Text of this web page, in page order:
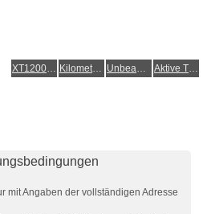
XT1200Z-Wiki Kilometerstatistik Unbeantwortete Themen Aktive Themen
Super Ténéré
mit Angaben der vollständigen Adresse